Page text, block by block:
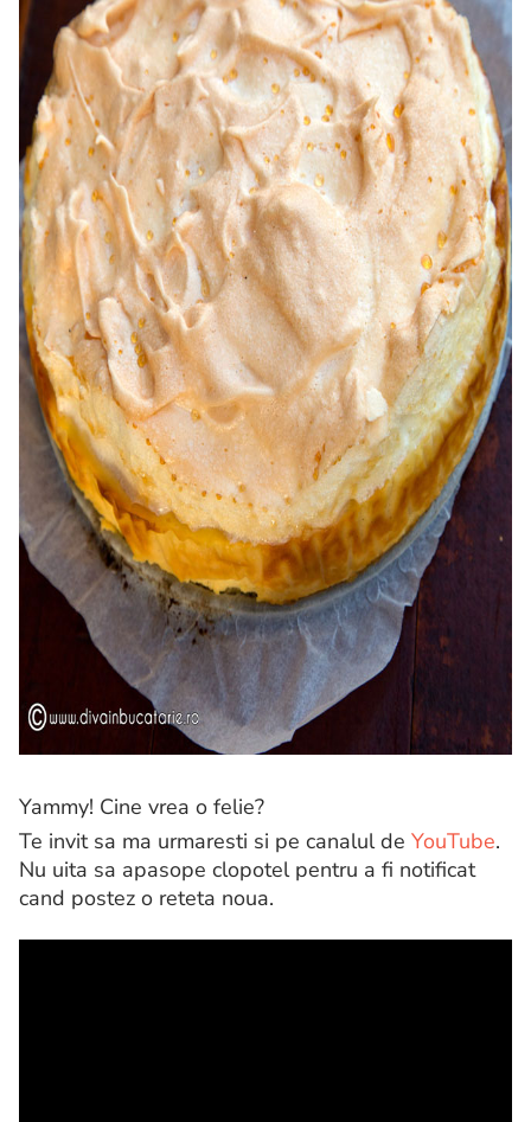
Yammy! Cine vrea o felie?
Te invit sa ma urmaresti si pe canalul de YouTube.
Nu uita sa apasope clopotel pentru a fi notificat
cand postez o reteta noua.